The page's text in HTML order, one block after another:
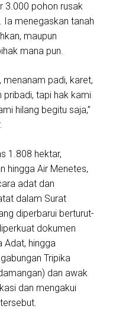
3.000 pohon rusak
menegaskan tanah
maupun
mana pun.
menanam padi, karet,
pribadi, tapi hak kami
hilang begitu saja,”
1.808 hektar,
hingga Air Menetes,
adat dan
dalam Surat
diperbarui berturut-
dokumen
Adat, hingga
Tripika
dan awak
dan mengakui